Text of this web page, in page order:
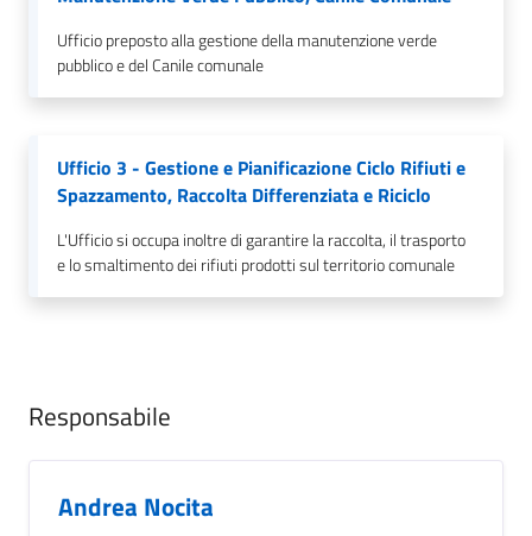
Ufficio preposto alla gestione della manutenzione verde
pubblico e del Canile comunale
Ufficio 3 - Gestione e Pianificazione Ciclo Rifiuti e
Spazzamento, Raccolta Differenziata e Riciclo
L'Ufficio si occupa inoltre di garantire la raccolta, il trasporto
e lo smaltimento dei rifiuti prodotti sul territorio comunale
Responsabile
Andrea Nocita